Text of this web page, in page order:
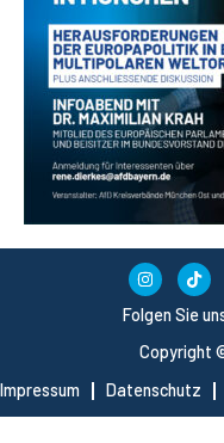
Copyright
Impressum
Datenschutz
Folgen Sie